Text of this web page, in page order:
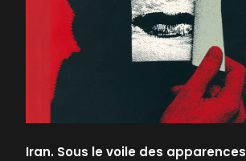
Iran. Sous le voile des apparences